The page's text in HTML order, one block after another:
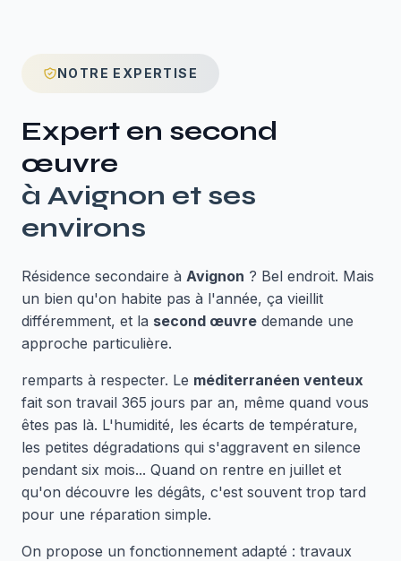
NOTRE EXPERTISE
Expert en second
œuvre
à Avignon et ses
environs
Résidence secondaire à Avignon ? Bel endroit. Mais
un bien qu'on habite pas à l'année, ça vieillit
différemment, et la second œuvre demande une
approche particulière.
remparts à respecter. Le méditerranéen venteux
fait son travail 365 jours par an, même quand vous
êtes pas là. L'humidité, les écarts de température,
les petites dégradations qui s'aggravent en silence
pendant six mois... Quand on rentre en juillet et
qu'on découvre les dégâts, c'est souvent trop tard
pour une réparation simple.
On propose un fonctionnement adapté : travaux